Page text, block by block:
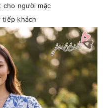
cho người mặc
tiếp khách